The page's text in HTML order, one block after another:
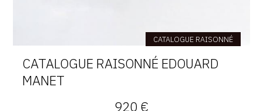
CATALOGUE RAISONNÉ
CATALOGUE RAISONNÉ EDOUARD
MANET
920 €